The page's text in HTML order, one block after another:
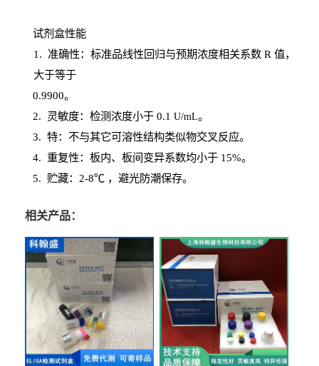
试剂盒性能
1 . 准确性：标准品线性回归与预期浓度相关系数 R 值，
大于等于
0.9900。
2. 灵敏度：检测浓度小于0.1 U/mL。
3. 特：不与其它可溶性结构类似物交叉反应。
4. 重复性：板内、板间变异系数均小于15%。
5. 贮藏：2-8℃ ，避光防潮保存。
相关产品：